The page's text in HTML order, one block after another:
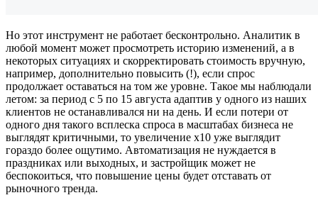
Но этот инструмент не работает бесконтрольно. Аналитик в
любой момент может просмотреть историю изменений, а в
некоторых ситуациях и скорректировать стоимость вручную,
например, дополнительно повысить (!), если спрос
продолжает оставаться на том же уровне. Такое мы наблюдали
летом: за период с 5 по 15 августа адаптив у одного из наших
клиентов не останавливался ни на день. И если потери от
одного дня такого всплеска спроса в масштабах бизнеса не
выглядят критичными, то увеличение х10 уже выглядит
гораздо более ощутимо. Автоматизация не нуждается в
праздниках или выходных, и застройщик может не
беспокоиться, что повышение цены будет отставать от
рыночного тренда.